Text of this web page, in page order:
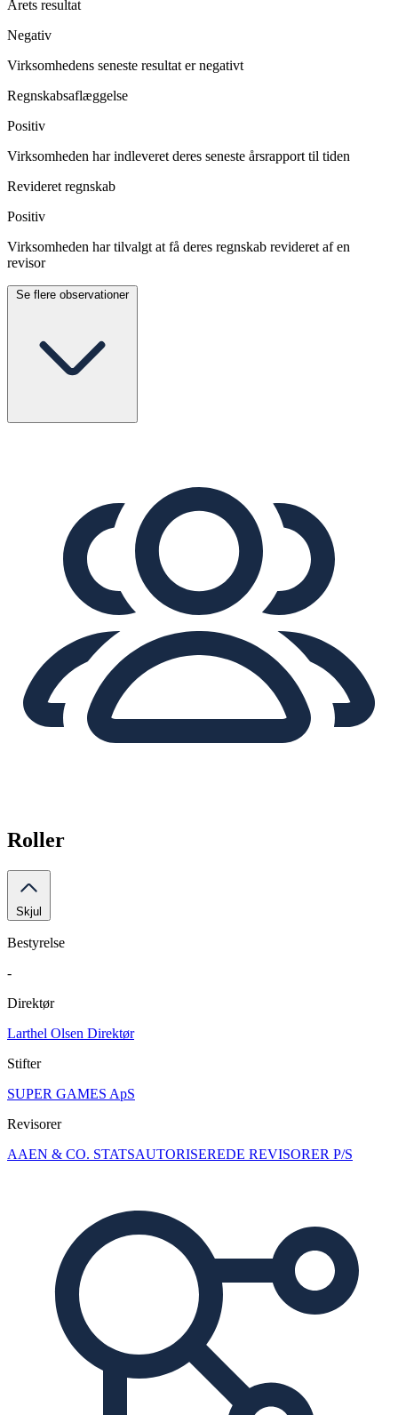
Årets resultat
Negativ
Virksomhedens seneste resultat er negativt
Regnskabsaflæggelse
Positiv
Virksomheden har indleveret deres seneste årsrapport til tiden
Revideret regnskab
Positiv
Virksomheden har tilvalgt at få deres regnskab revideret af en
revisor
Se flere observationer
Roller
Skjul
Bestyrelse
-
Direktør
Larthel Olsen Direktør
Stifter
SUPER GAMES ApS
Revisorer
AAEN & CO. STATSAUTORISEREDE REVISORER P/S